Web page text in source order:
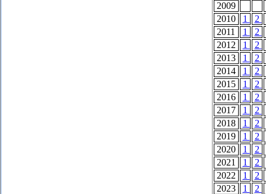
2009
2010
1
2
2011
1
2
2012
1
2
2013
1
2
2014
1
2
2015
1
2
2016
1
2
2017
1
2
2018
1
2
2019
1
2
2020
1
2
2021
1
2
2022
1
2
2023
1
2